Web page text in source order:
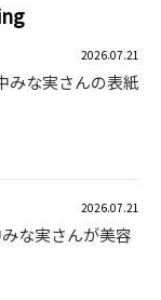
2026.07.21
みな実さんの表紙
2026.07.21
な実さんが美容